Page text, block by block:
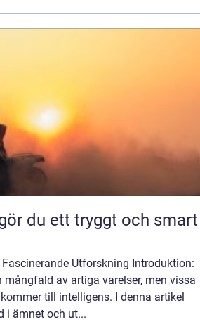
Utforskning Introduktion:
av artiga varelser, men vissa
till intelligens. I denna artikel
i ämnet och ut...